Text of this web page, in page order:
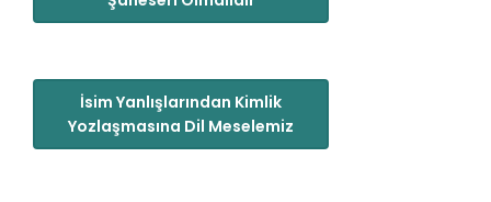
İsim Yanlışlarından Kimlik
Yozlaşmasına Dil Meselemiz